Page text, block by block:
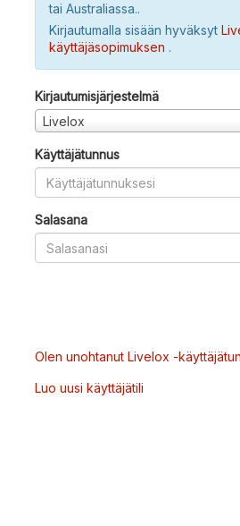
tai Australiassa..
Kirjautumalla sisään hyväksyt
käyttäjäsopimuksen .
Kirjautumisjärjestelmä
Livelox
Käyttäjätunnus
Salasana
Olen unohtanut Livelox -
Luo uusi käyttäjätili